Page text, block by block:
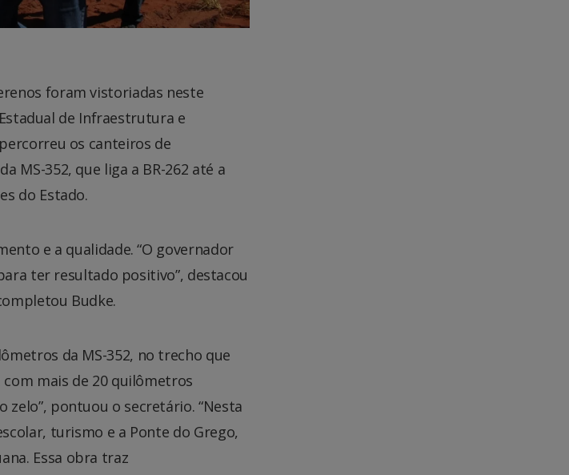
foram vistoriadas neste
de Infraestrutura e
os canteiros de
MS-352, que liga a BR-262 até a
do Estado.
e a qualidade. “O governador
ter resultado positivo”, destacou
Budke.
da MS-352, no trecho que
com mais de 20 quilômetros
zelo”, pontuou o secretário. “Nesta
turismo e a Ponte do Grego,
Essa obra traz